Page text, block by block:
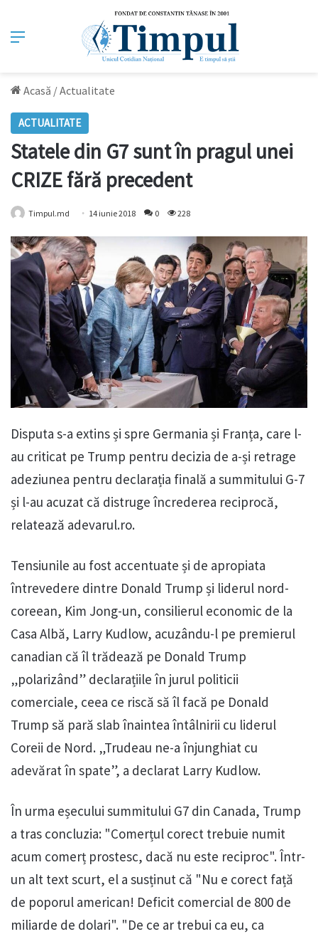
Meniu
Acasă /Actualitate
ACTUALITATE
Statele din G7 sunt în pragul unei
CRIZE fără precedent
Timpul.md 14 iunie 2018 0 228
Disputa s-a extins și spre Germania și Franța, care l-
au criticat pe Trump pentru decizia de a-și retrage
adeziunea pentru declarația finală a summitului G-7
și l-au acuzat că distruge încrederea reciprocă,
relatează adevarul.ro.
Tensiunile au fost accentuate și de apropiata
întrevedere dintre Donald Trump și liderul nord-
coreean, Kim Jong-un, consilierul economic de la
Casa Albă, Larry Kudlow, acuzându-l pe premierul
canadian că îl trădează pe Donald Trump
„polarizând” declarațiile în jurul politicii
comerciale, ceea ce riscă să îl facă pe Donald
Trump să pară slab înaintea întâlnirii cu liderul
Coreii de Nord. „Trudeau ne-a înjunghiat cu
adevărat în spate”, a declarat Larry Kudlow.
În urma eșecului summitului G7 din Canada, Trump
a tras concluzia: "Comerțul corect trebuie numit
acum comerț prostesc, dacă nu este reciproc". Într-
un alt text scurt, el a susținut că "Nu e corect față
de poporul american! Deficit comercial de 800 de
miliarde de dolari". "De ce ar trebui ca eu, ca